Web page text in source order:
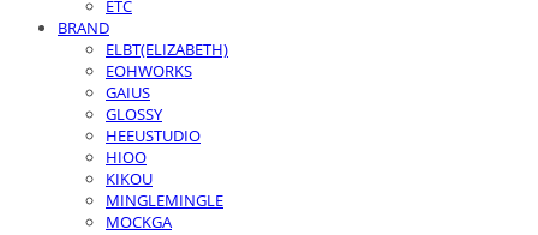
ETC
BRAND
ELBT(ELIZABETH)
EOHWORKS
GAIUS
GLOSSY
HEEUSTUDIO
HIOO
KIKOU
MINGLEMINGLE
MOCKGA